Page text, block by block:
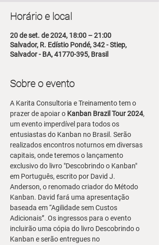
Horário e local
20 de set. de 2024, 18:00 – 21:00
Salvador, R. Edístio Pondé, 342 - Stiep,
Salvador - BA, 41770-395, Brasil
Sobre o evento
A Karita Consultoria e Treinamento tem o
prazer de apoiar o Kanban Brazil Tour 2024,
um evento imperdível para todos os
entusiastas do Kanban no Brasil. Serão
realizados encontros noturnos em diversas
capitais, onde teremos o lançamento
exclusivo do livro "Descobrindo o Kanban"
em Português, escrito por David J.
Anderson, o renomado criador do Método
Kanban. David fará uma apresentação
baseada em “Agilidade sem Custos
Adicionais”. Os ingressos para o evento
incluirão uma cópia do livro Descobrindo o
Kanban e serão entregues no